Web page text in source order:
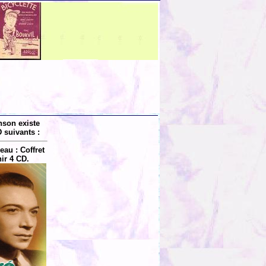
existe
suivants :
: Coffret
4 CD.